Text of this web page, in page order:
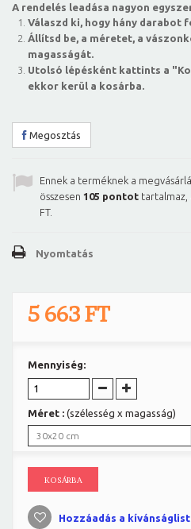
A rendelés leadása nagyon
Válaszd ki, hogy hány darabot
Állítsd be, a méretet, a
magasságát.
Utolsó lépésként kattints a
ekkor kerül a kosárba.
Megosztás
Ennek a terméknek a
összesen 105 pontot tartalmaz,
FT.
Nyomtatás
5 663 FT
Mennyiség:
Méret : (szélesség x magasság)
30x20 cm
KOSÁRBA
Hozzáadás a